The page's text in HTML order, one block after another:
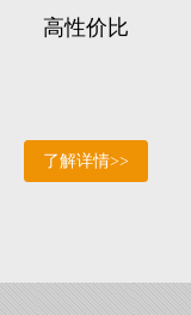
高性价比
了解详情>>